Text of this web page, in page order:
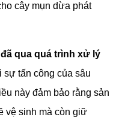
cây mụn dừa phát
qua quá trình xử lý
sự tấn công của sâu
này đảm bảo rằng sản
vệ sinh mà còn giữ